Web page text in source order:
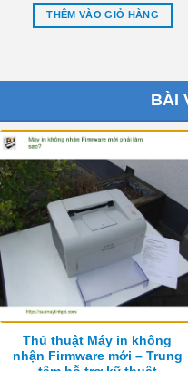
THÊM VÀO GIỎ HÀNG
BÀI
Thủ thuật Máy in không
nhận Firmware mới – Trung